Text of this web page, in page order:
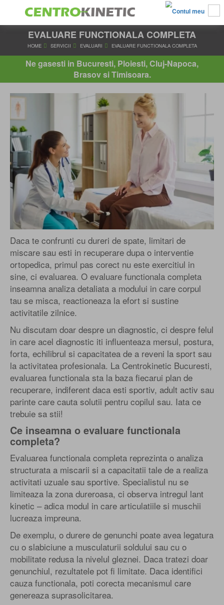
EVALUARE FUNCTIONALA COMPLETA
HOME SERVICII EVALUARI EVALUARE FUNCTIONALA
Ne gasesti in Bucuresti, Ploiesti, Cluj-Napoca,
Brasov si Timisoara.
Daca te confrunti cu dureri de spate, limitari de
miscare sau esti in recuperare dupa o interventie
ortopedica, primul pas corect nu este exercitiul in
sine, ci evaluarea. O evaluare functionala completa
inseamna analiza detaliata a modului in care corpul
tau se misca, reactioneaza la efort si sustine
activitatile zilnice.
Nu discutam doar despre un diagnostic, ci despre felul
in care acel diagnostic iti influenteaza mersul, postura,
forta, echilibrul si capacitatea de a reveni la sport sau
la activitatea profesionala. La Centrokinetic Bucuresti,
evaluarea functionala sta la baza fiecarui plan de
recuperare, indiferent daca esti sportiv, adult activ sau
parinte care cauta solutii pentru copilul sau. Iata ce
trebuie sa stii!
Ce inseamna o evaluare functionala
completa?
Evaluarea functionala completa reprezinta o analiza
structurata a miscarii si a capacitatii tale de a realiza
activitati uzuale sau sportive. Specialistul nu se
limiteaza la zona dureroasa, ci observa intregul lant
kinetic – adica modul in care articulatiile si muschii
lucreaza impreuna.
De exemplu, o durere de genunchi poate avea legatura
cu o slabiciune a musculaturii soldului sau cu o
mobilitate redusa la nivelul gleznei. Daca tratezi doar
genunchiul, rezultatele pot fi limitate. Daca identifici
cauza functionala, poti corecta mecanismul care
genereaza suprasolicitarea.